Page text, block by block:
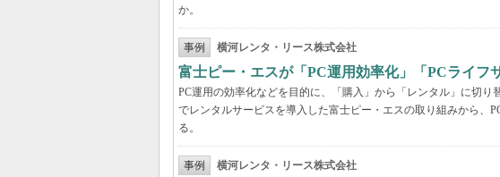
か。
事例 横河レンタ・リース株式会社
富士ピー・エスが「PC運用効率化」「PCライフ
PC運用の効率化などを目的に、「購入」から「レンタル」に切り
でレンタルサービスを導入した富士ピー・エスの取り組みから、
る。
事例 横河レンタ・リース株式会社